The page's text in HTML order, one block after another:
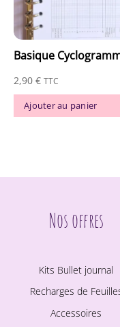
Basique
2,90 € TTC
Ajouter au panier
Nos offres
Kits Bullet journal
Recharges de
Accessoires